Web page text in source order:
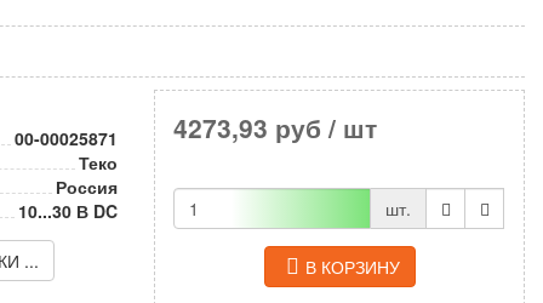
00-00025871
Теко
Россия
10...30 В DC
...
4273,93 руб / шт
шт.
В КОРЗИНУ